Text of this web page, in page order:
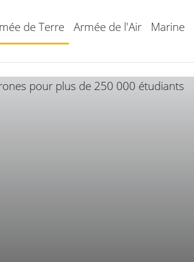
de Terre Armée de l'Air Marine